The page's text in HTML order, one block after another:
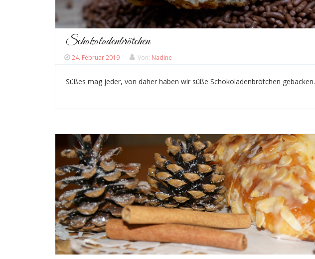
Schokoladenbrötchen
24. Februar 2019 Von: Nadine
Süßes mag jeder, von daher haben wir süße Schokoladenbrötchen gebacken.